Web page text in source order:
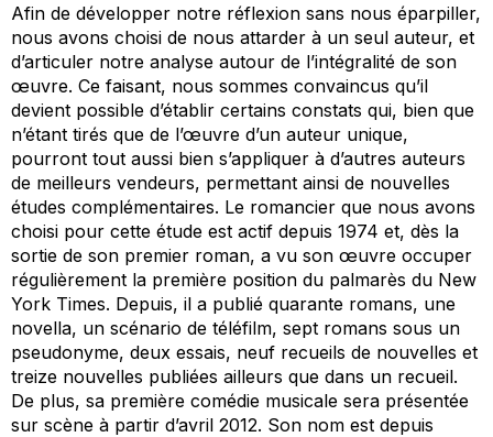
Afin de développer notre réflexion sans nous éparpiller,
nous avons choisi de nous attarder à un seul auteur, et
d’articuler notre analyse autour de l’intégralité de son
œuvre. Ce faisant, nous sommes convaincus qu’il
devient possible d’établir certains constats qui, bien que
n’étant tirés que de l’œuvre d’un auteur unique,
pourront tout aussi bien s’appliquer à d’autres auteurs
de meilleurs vendeurs, permettant ainsi de nouvelles
études complémentaires. Le romancier que nous avons
choisi pour cette étude est actif depuis 1974 et, dès la
sortie de son premier roman, a vu son œuvre occuper
régulièrement la première position du palmarès du New
York Times. Depuis, il a publié quarante romans, une
novella, un scénario de téléfilm, sept romans sous un
pseudonyme, deux essais, neuf recueils de nouvelles et
treize nouvelles publiées ailleurs que dans un recueil.
De plus, sa première comédie musicale sera présentée
sur scène à partir d’avril 2012. Son nom est depuis